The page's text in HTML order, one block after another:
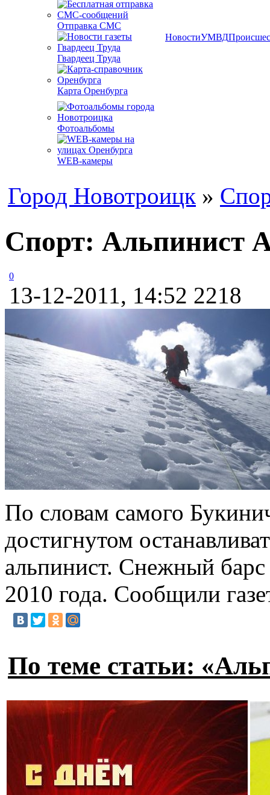
Отправка СМС
Гвардеец Труда
Карта Оренбурга
Фотоальбомы
WEB-камеры
НовостиУМВД
Город Новотроицк »
Спорт: Альпинист
0
13-12-2011, 14:52 2218
По словам самого
достигнутом
альпинист. Снежный
2010 года. Сообщили
По теме статьи: